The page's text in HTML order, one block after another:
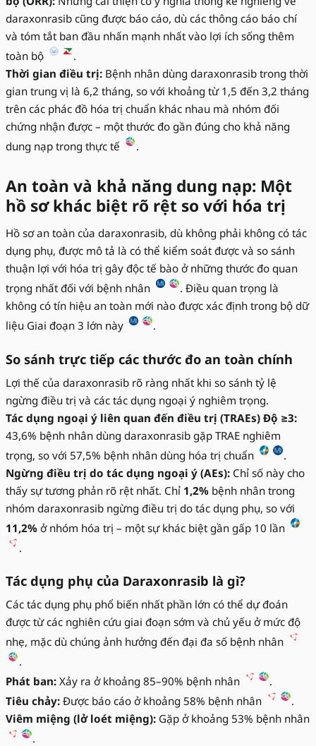
daraxonrasib cũng được báo cáo, dù các thông cáo báo chí
và tóm tắt ban đầu nhấn mạnh nhất vào lợi ích sống thêm
toàn bộ
.
Thời gian điều trị: Bệnh nhân dùng daraxonrasib trong thời
gian trung vị là 6,2 tháng, so với khoảng từ 1,5 đến 3,2 tháng
trên các phác đồ hóa trị chuẩn khác nhau mà nhóm đối
chứng nhận được – một thước đo gần đúng cho khả năng
dung nạp trong thực tế
.
An toàn và khả năng dung nạp: Một
hồ sơ khác biệt rõ rệt so với hóa trị
Hồ sơ an toàn của daraxonrasib, dù không phải không có tác
dụng phụ, được mô tả là có thể kiểm soát được và so sánh
thuận lợi với hóa trị gây độc tế bào ở những thước đo quan
trọng nhất đối với bệnh nhân
. Điều quan trọng là
không có tín hiệu an toàn mới nào được xác định trong bộ dữ
liệu Giai đoạn 3 lớn này
.
So sánh trực tiếp các thước đo an toàn chính
Lợi thế của daraxonrasib rõ ràng nhất khi so sánh tỷ lệ
ngừng điều trị và các tác dụng ngoại ý nghiêm trọng.
Tác dụng ngoại ý liên quan đến điều trị (TRAEs) Độ ≥3:
43,6% bệnh nhân dùng daraxonrasib gặp TRAE nghiêm
trọng, so với 57,5% bệnh nhân dùng hóa trị chuẩn
.
Ngừng điều trị do tác dụng ngoại ý (AEs): Chỉ số này cho
thấy sự tương phản rõ rệt nhất. Chỉ 1,2% bệnh nhân trong
nhóm daraxonrasib ngừng điều trị do tác dụng phụ, so với
11,2% ở nhóm hóa trị – một sự khác biệt gần gấp 10 lần
.
Tác dụng phụ của Daraxonrasib là gì?
Các tác dụng phụ phổ biến nhất phần lớn có thể dự đoán
được từ các nghiên cứu giai đoạn sớm và chủ yếu ở mức độ
nhẹ, mặc dù chúng ảnh hưởng đến đại đa số bệnh nhân
.
Phát ban: Xảy ra ở khoảng 85–90% bệnh nhân
.
Tiêu chảy: Được báo cáo ở khoảng 58% bệnh nhân
.
Viêm miệng (lở loét miệng): Gặp ở khoảng 53% bệnh nhân
.